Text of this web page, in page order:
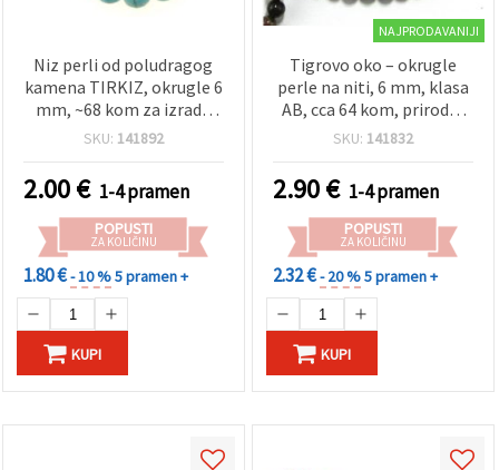
Niz perli od poludragog
kamena TIRKIZ, okrugle 6
mm, ~68 kom za izradu
nakita
SKU: 141892
2.00€ 1-4 pramen
POPUSTI
ZA KOLIČINU
1.80 €- 10 %5 pramen +
KUPI
NAJPRODAVANIJI
Tigrovo oko – okrugle
perle na niti, 6 mm, klasa
AB, cca 64 kom, prirodni
poludragi kamen
SKU: 141832
2.90€ 1-4 pramen
POPUSTI
ZA KOLIČINU
2.32 €- 20 %5 pramen +
KUPI